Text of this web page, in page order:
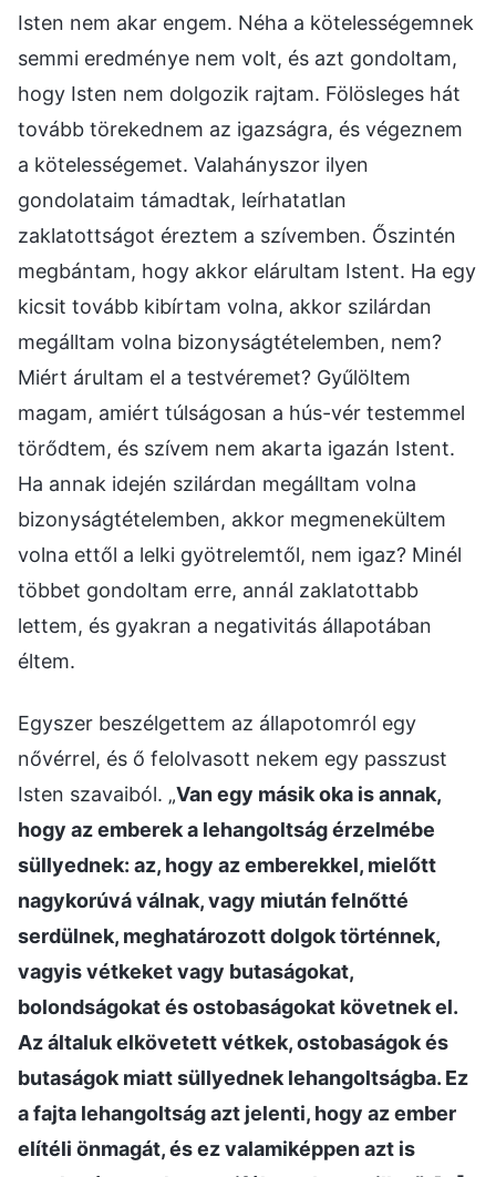
Isten nem akar engem. Néha a kötelességemnek
semmi eredménye nem volt, és azt gondoltam,
hogy Isten nem dolgozik rajtam. Fölösleges hát
tovább törekednem az igazságra, és végeznem
a kötelességemet. Valahányszor ilyen
gondolataim támadtak, leírhatatlan
zaklatottságot éreztem a szívemben. Őszintén
megbántam, hogy akkor elárultam Istent. Ha egy
kicsit tovább kibírtam volna, akkor szilárdan
megálltam volna bizonyságtételemben, nem?
Miért árultam el a testvéremet? Gyűlöltem
magam, amiért túlságosan a hús-vér testemmel
törődtem, és szívem nem akarta igazán Istent.
Ha annak idején szilárdan megálltam volna
bizonyságtételemben, akkor megmenekültem
volna ettől a lelki gyötrelemtől, nem igaz? Minél
többet gondoltam erre, annál zaklatottabb
lettem, és gyakran a negativitás állapotában
éltem.
Egyszer beszélgettem az állapotomról egy
nővérrel, és ő felolvasott nekem egy passzust
Isten szavaiból. „Van egy másik oka is annak,
hogy az emberek a lehangoltság érzelmébe
süllyednek: az, hogy az emberekkel, mielőtt
nagykorúvá válnak, vagy miután felnőtté
serdülnek, meghatározott dolgok történnek,
vagyis vétkeket vagy butaságokat,
bolondságokat és ostobaságokat követnek el.
Az általuk elkövetett vétkek, ostobaságok és
butaságok miatt süllyednek lehangoltságba. Ez
a fajta lehangoltság azt jelenti, hogy az ember
elítéli önmagát, és ez valamiképpen azt is